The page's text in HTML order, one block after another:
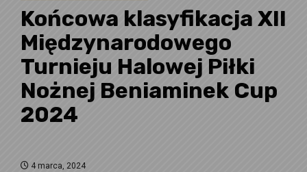
Końcowa klasyfikacja XII
Międzynarodowego
Turnieju Halowej Piłki
Nożnej Beniaminek Cup
2024
4 marca, 2024